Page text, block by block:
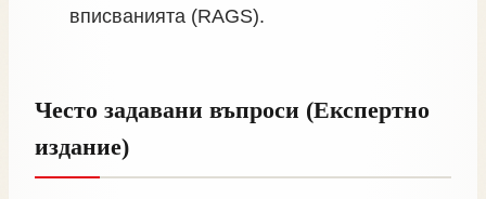
вписванията (RAGS).
Често задавани въпроси (Експертно
издание)